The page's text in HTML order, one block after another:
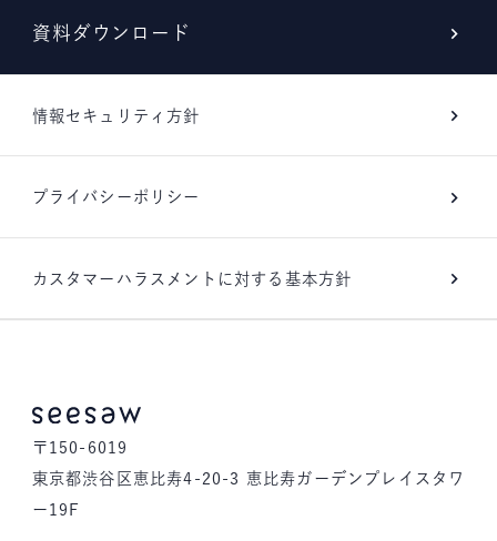
資料ダウンロード
情報セキュリティ方針
プライバシーポリシー
カスタマーハラスメントに対する基本方針
〒150-6019
東京都渋谷区恵比寿4-20-3 恵比寿ガーデンプレイスタワ
ー19F